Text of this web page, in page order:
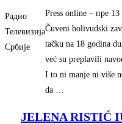
Радио
Телевизија
Србије
Press online – ‎пре 13
Čuveni holivudski
tačku na 18 godina
već su preplavili
I to ni manje ni više
da …
JELENA RISTIĆ